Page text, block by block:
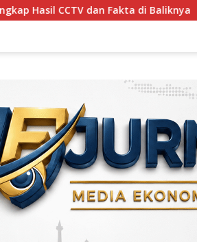
Fakta di Baliknya Pencari